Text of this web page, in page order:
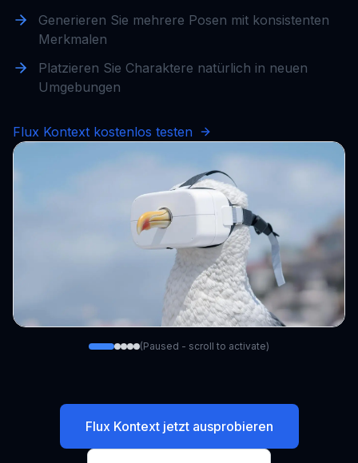
Generieren Sie mehrere Posen mit konsistenten
Merkmalen
Platzieren Sie Charaktere natürlich in neuen
Umgebungen
Flux Kontext kostenlos testen
(Paused - scroll to activate)
Flux Kontext jetzt ausprobieren